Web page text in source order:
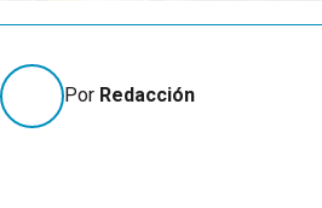
Por Redacción